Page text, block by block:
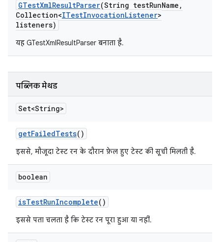
GTestXmlResultParser(String testRunName ,
Collection<ITestInvocationListener>
listeners)
यह GTestXmlResultParser बनाता है.
पब्लिक मेथड
Set<String>
getFailedTests()
इससे, मौजूदा टेस्ट रन के दौरान फ़ेल हुए टेस्ट की सूची मिलती है.
boolean
isTestRunIncomplete()
इससे पता चलता है कि टेस्ट रन पूरा हुआ या नहीं.